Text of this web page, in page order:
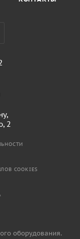
2
COOKIES
оборудования.